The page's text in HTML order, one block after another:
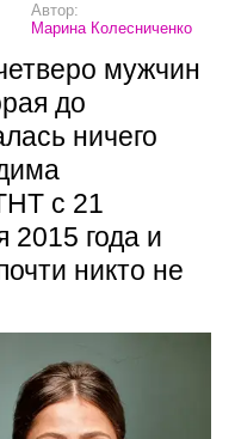
Автор:
Марина Колесниченко
мужчин
до
ничего
с 21
2015 года и
никто не